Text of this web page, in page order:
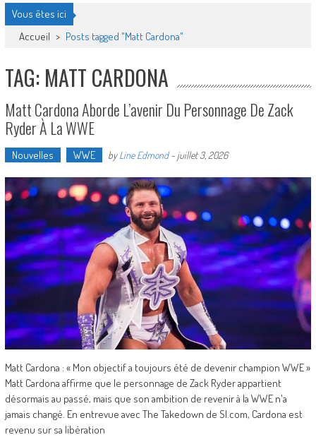
Vous êtes ici
Accueil > Posts tagged "Matt Cardona"
TAG: MATT CARDONA
Matt Cardona Aborde L’avenir Du Personnage De Zack
Ryder À La WWE
Nouvelles WWE byLine Edmond- juillet 3, 2026
Matt Cardona : « Mon objectif a toujours été de devenir champion WWE »
Matt Cardona affirme que le personnage de Zack Ryder appartient
désormais au passé, mais que son ambition de revenir à la WWE n'a
jamais changé. En entrevue avec The Takedown de SI.com, Cardona est
revenu sur sa libération